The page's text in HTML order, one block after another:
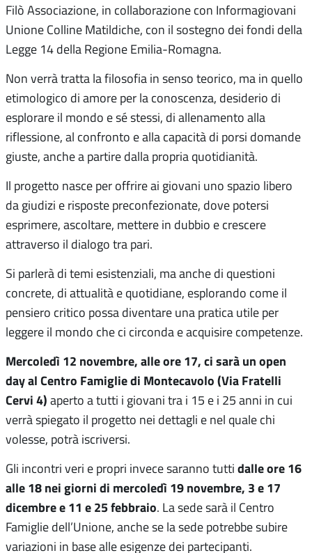
Filò Associazione, in collaborazione con Informagiovani
Unione Colline Matildiche, con il sostegno dei fondi della
Legge 14 della Regione Emilia-Romagna.
Non verrà tratta la filosofia in senso teorico, ma in quello
etimologico di amore per la conoscenza, desiderio di
esplorare il mondo e sé stessi, di allenamento alla
riflessione, al confronto e alla capacità di porsi domande
giuste, anche a partire dalla propria quotidianità.
Il progetto nasce per offrire ai giovani uno spazio libero
da giudizi e risposte preconfezionate, dove potersi
esprimere, ascoltare, mettere in dubbio e crescere
attraverso il dialogo tra pari.
Si parlerà di temi esistenziali, ma anche di questioni
concrete, di attualità e quotidiane, esplorando come il
pensiero critico possa diventare una pratica utile per
leggere il mondo che ci circonda e acquisire competenze.
Mercoledì 12 novembre, alle ore 17, ci sarà un open
day al Centro Famiglie di Montecavolo (Via Fratelli
Cervi 4) aperto a tutti i giovani tra i 15 e i 25 anni in cui
verrà spiegato il progetto nei dettagli e nel quale chi
volesse, potrà iscriversi.
Gli incontri veri e propri invece saranno tutti dalle ore 16
alle 18 nei giorni di mercoledì 19 novembre, 3 e 17
dicembre e 11 e 25 febbraio. La sede sarà il Centro
Famiglie dell’Unione, anche se la sede potrebbe subire
variazioni in base alle esigenze dei partecipanti.